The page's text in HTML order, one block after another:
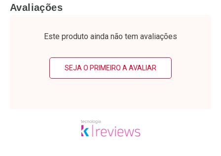
Laboratório
Por Menos Laboratório
Por Menos
Avaliações
Este produto ainda não tem avaliações
SEJA O PRIMEIRO A AVALIAR